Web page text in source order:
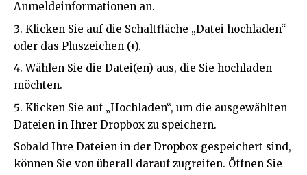
Anmeldeinformationen an.
Klicken Sie auf die Schaltfläche „Datei hochladen“
oder das Pluszeichen (+).
Wählen Sie die Datei(en) aus, die Sie hochladen
möchten.
Klicken Sie auf „Hochladen“, um die ausgewählten
Dateien in Ihrer Dropbox zu speichern.
Sobald Ihre Dateien in der Dropbox gespeichert sind,
können Sie von überall darauf zugreifen. Öffnen Sie